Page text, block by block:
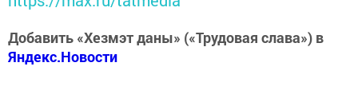
Добавить «Хезмэт даны» («Трудовая слава») в
Яндекс.Новости